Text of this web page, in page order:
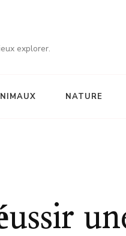
explorer.
NATURE